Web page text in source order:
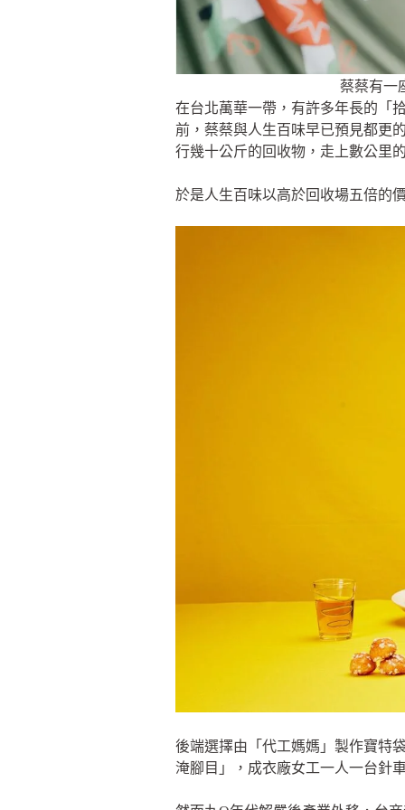
蔡蔡有一
在台北萬華一帶，有許多年長的「
前，蔡蔡與人生百味早已預見都更
行幾十公斤的回收物，走上數公里
於是人生百味以高於回收場五倍的
後端選擇由「代工媽媽」製作寶特
淹腳目」，成衣廠女工一人一台針